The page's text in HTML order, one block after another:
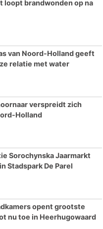
loopt brandwonden op na
van Noord-Holland geeft
relatie met water
verspreidt zich
Holland
Sorochynska Jaarmarkt
Stadspark De Parel
opent grootste
nu toe in Heerhugowaard